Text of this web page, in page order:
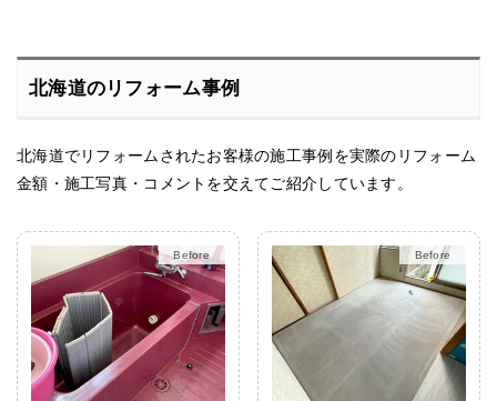
北海道のリフォーム事例
北海道でリフォームされたお客様の施工事例を実際のリフォーム
金額・施工写真・コメントを交えてご紹介しています。
After After